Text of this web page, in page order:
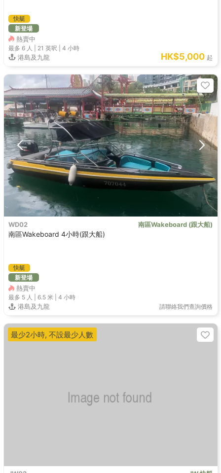
快艇
新登場
熱賣中
最多 6 人 | 21 英呎 |4 小時
港島及九龍 HK$5,000 起
WD02 南區Wakeboard (跟大船)
南區Wakeboard 4小時(跟大船)
快艇
新登場
熱賣中
最多 5 人 | 6.5 米 |4 小時
港島及九龍 請聯絡我們查詢價格
最少2小時, 不設最少人數